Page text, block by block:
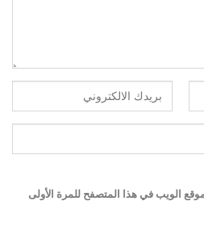
الويب في هذا المتصفح للمرة الأولى